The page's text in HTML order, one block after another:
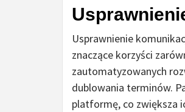
Usprawnienie
znaczące korzyści
zautomatyzowanych
dublowania terminów.
platformę, co zwiększa